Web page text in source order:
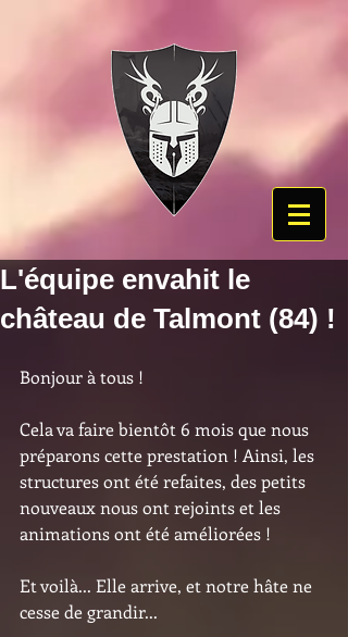
L'équipe envahit le
château de Talmont (84) !
Bonjour à tous !
Cela va faire bientôt 6 mois que nous
préparons cette prestation ! Ainsi, les
structures ont été refaites, des petits
nouveaux nous ont rejoints et les
animations ont été améliorées !
Et voilà... Elle arrive, et notre hâte ne
cesse de grandir...